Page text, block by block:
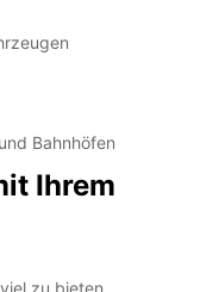
Bahnhöfen
Ihrem
zu bieten.